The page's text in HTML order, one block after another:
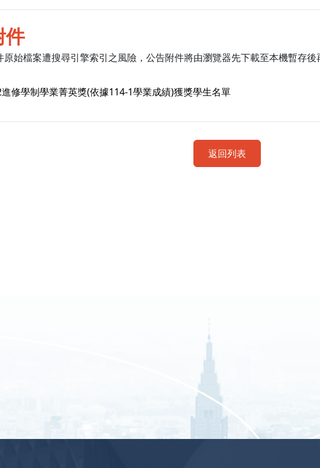
件
始檔案遭搜尋引擎索引之風險，公告附件將由瀏覽器先下載至本機暫存
修學制學業菁英獎(依據114-1學業成績)獲獎學生名單
返回列表